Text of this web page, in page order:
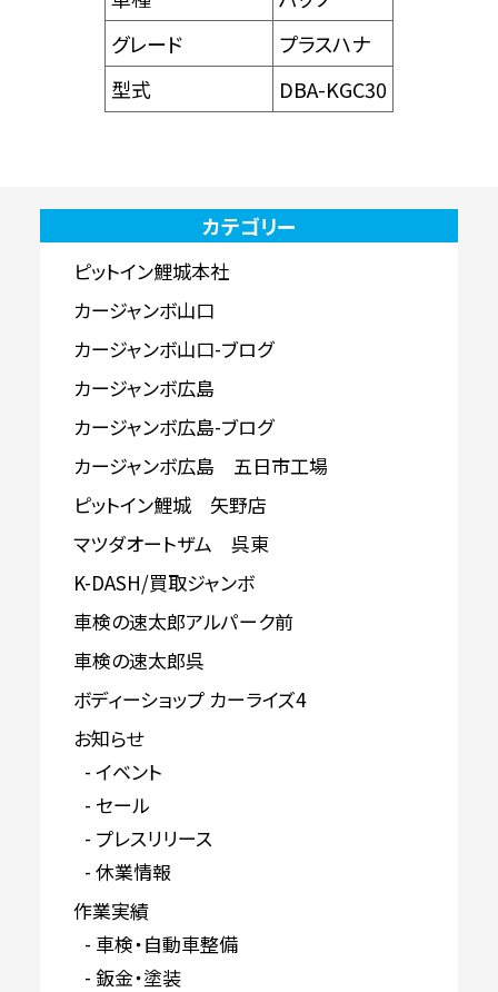
グレード
プラスハナ
型式
DBA-KGC30
カテゴリー
ピットイン鯉城本社
カージャンボ山口
カージャンボ山口-ブログ
カージャンボ広島
カージャンボ広島-ブログ
カージャンボ広島 五日市工場
ピットイン鯉城 矢野店
マツダオートザム 呉東
K-DASH/買取ジャンボ
車検の速太郎アルパーク前
車検の速太郎呉
ボディーショップ カーライズ4
お知らせ
イベント
セール
プレスリリース
休業情報
作業実績
車検・自動車整備
鈑金・塗装